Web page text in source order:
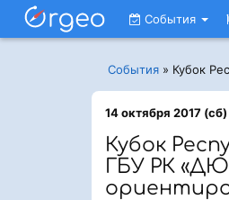
События
События » Кубок
14 октября 2017 (сб)
Кубок
ГБУ РК